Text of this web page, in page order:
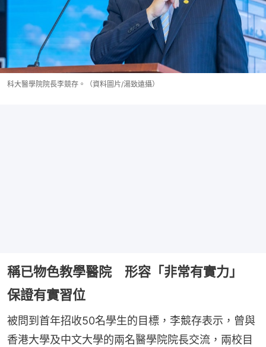
科大醫學院院長李競存。（資料圖片/湯致遠攝）
稱已物色教學醫院 形容「非常有實力」
保證有實習位
被問到首年招收50名學生的目標，李競存表示，曾與
香港大學及中文大學的兩名醫學院院長交流，兩校目